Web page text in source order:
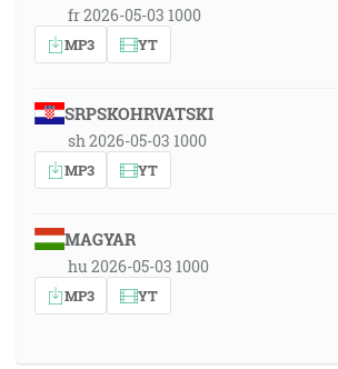
fr 2026-05-03 1000
MP3 YT
SRPSKOHRVATSKI
sh 2026-05-03 1000
MP3 YT
MAGYAR
hu 2026-05-03 1000
MP3 YT